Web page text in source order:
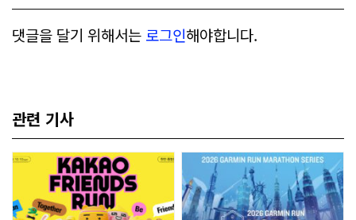
댓글을 달기 위해서는 로그인해야합니다.
관련 기사